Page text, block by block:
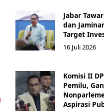
Jabar
dan
Target
16 Juli 2026
Komisi II
Pemilu,
Aspirasi